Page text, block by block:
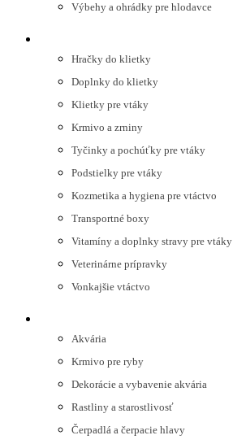
Výbehy a ohrádky pre hlodavce
Hračky do klietky
Doplnky do klietky
Klietky pre vtáky
Krmivo a zrniny
Tyčinky a pochúťky pre vtáky
Podstielky pre vtáky
Kozmetika a hygiena pre vtáctvo
Transportné boxy
Vitamíny a doplnky stravy pre vtáky
Veterinárne prípravky
Vonkajšie vtáctvo
Akvária
Krmivo pre ryby
Dekorácie a vybavenie akvária
Rastliny a starostlivosť
Čerpadlá a čerpacie hlavy